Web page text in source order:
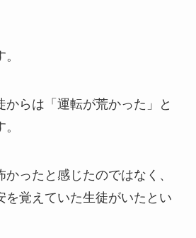
からは「運転が荒かった」と
ったと感じたのではなく、
を覚えていた生徒がいたとい